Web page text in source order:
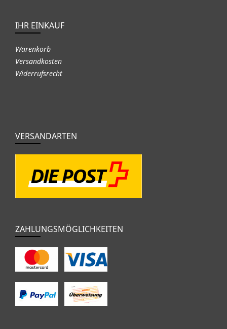
IHR EINKAUF
Warenkorb
Versandkosten
Widerrufsrecht
VERSANDARTEN
ZAHLUNGSMÖGLICHKEITEN